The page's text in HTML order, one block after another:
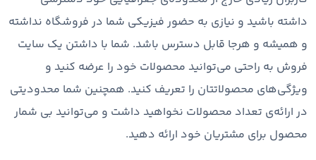
داشته باشید و نیازی به حضور فیزیکی شما در فروشگاه نداشته
و همیشه و هرجا قابل دسترس باشد. شما با داشتن یک سایت
فروش به راحتی می‌توانید محصولات خود را عرضه کنید و
ویژگی‌های محصولاتتان را تعریف کنید. همچنین شما محدودیتی
در ارائه‌ی تعداد محصولات نخواهید داشت و می‌توانید بی شمار
محصول برای مشتریان خود ارائه دهید.